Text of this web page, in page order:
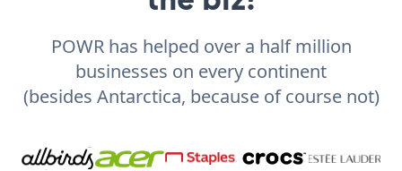
POWR has helped over a half million
businesses on every continent
(besides Antarctica, because of course not)